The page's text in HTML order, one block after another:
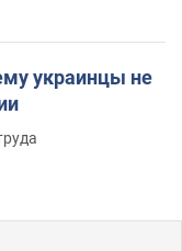
украинцы не